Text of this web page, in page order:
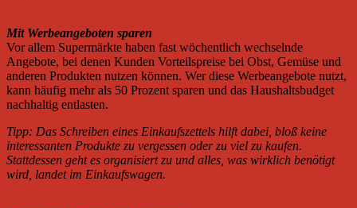
Mit Werbeangeboten sparen
Vor allem Supermärkte haben fast wöchentlich wechselnde
Angebote, bei denen Kunden Vorteilspreise bei Obst, Gemüse und
anderen Produkten nutzen können. Wer diese Werbeangebote nutzt,
kann häufig mehr als 50 Prozent sparen und das Haushaltsbudget
nachhaltig entlasten.
Tipp: Das Schreiben eines Einkaufszettels hilft dabei, bloß keine
interessanten Produkte zu vergessen oder zu viel zu kaufen.
Stattdessen geht es organisiert zu und alles, was wirklich benötigt
wird, landet im Einkaufswagen.